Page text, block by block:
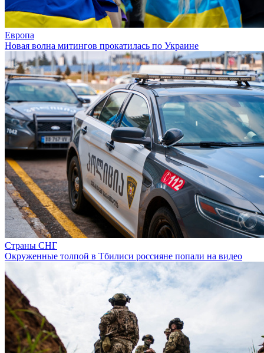
Европа
Новая волна митингов прокатилась по Украине
Страны СНГ
Окруженные толпой в Тбилиси россияне попали на видео